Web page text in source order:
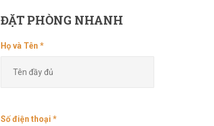
ĐẶTPHÒNG NHANH
Họ và Tên *
Số điện thoại *